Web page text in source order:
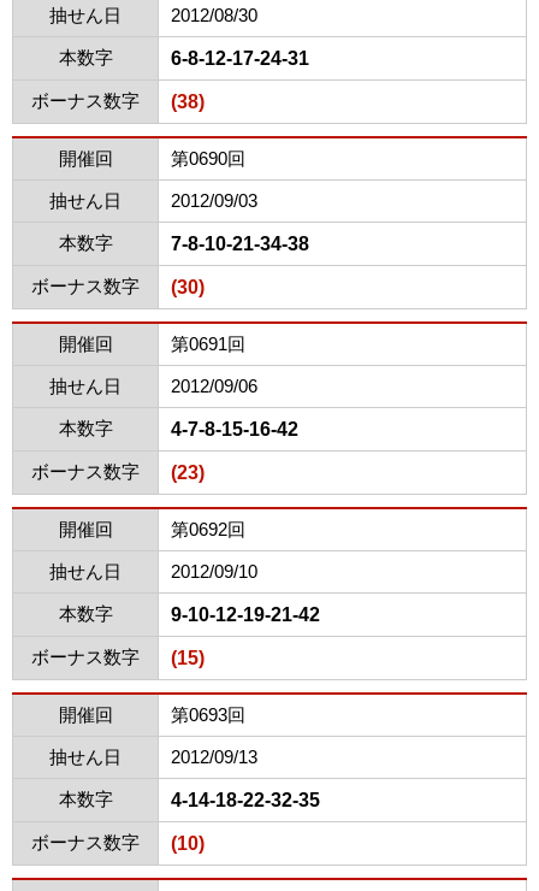
抽せん日 2012/08/30
本数字 6-8-12-17-24-31
ボーナス数字 (38)
開催回 第0690回
抽せん日 2012/09/03
本数字 7-8-10-21-34-38
ボーナス数字 (30)
開催回 第0691回
抽せん日 2012/09/06
本数字 4-7-8-15-16-42
ボーナス数字 (23)
開催回 第0692回
抽せん日 2012/09/10
本数字 9-10-12-19-21-42
ボーナス数字 (15)
開催回 第0693回
抽せん日 2012/09/13
本数字 4-14-18-22-32-35
ボーナス数字 (10)